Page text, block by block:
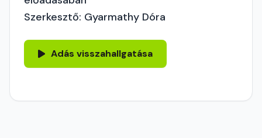
Szerkesztő: Gyarmathy Dóra
Adás visszahallgatása